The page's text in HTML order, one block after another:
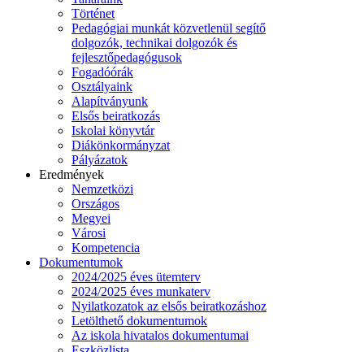
Történet
Pedagógiai munkát közvetlenül segítő
dolgozók, technikai dolgozók és
fejlesztőpedagógusok
Fogadóórák
Osztályaink
Alapítványunk
Elsős beiratkozás
Iskolai könyvtár
Diákönkormányzat
Pályázatok
Eredmények
Nemzetközi
Országos
Megyei
Városi
Kompetencia
Dokumentumok
2024/2025 éves ütemterv
2024/2025 éves munkaterv
Nyilatkozatok az elsős beiratkozáshoz
Letölthető dokumentumok
Az iskola hivatalos dokumentumai